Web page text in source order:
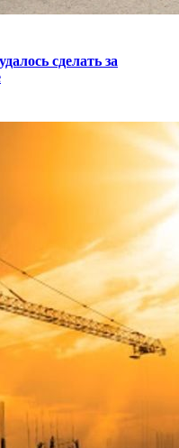
сделать за